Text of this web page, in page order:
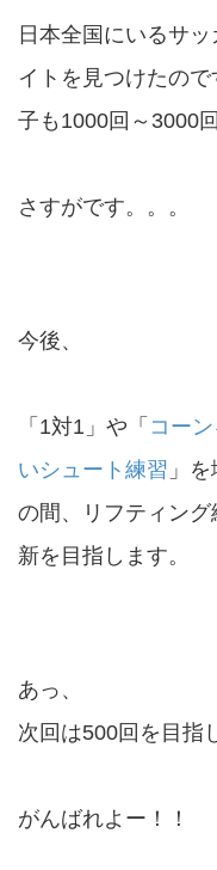
日本全国にいるサ
イトを見つけたの
子も1000回～3000
さすがです。。。
今後、
「1対1」や「 コー
いシュート練習 」
の間、リフティン
新を目指します。
あっ、
次回は500回を目指
がんばれよー！！